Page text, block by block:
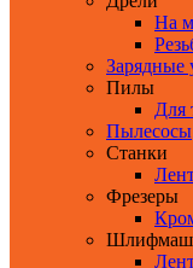
На
Зарядные
Пилы
Для
Пылесосы
Станки
Фрезеры